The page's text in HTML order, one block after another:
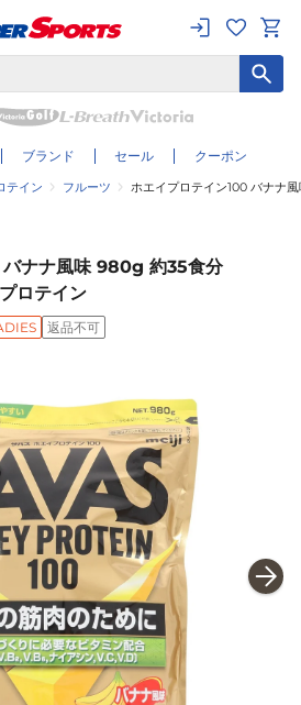
ブランド セール クーポン
テイン フルーツ ホエイプロテイン100 バナナ
ナナ風味 980g 約35食分
ロテイン
返品不可